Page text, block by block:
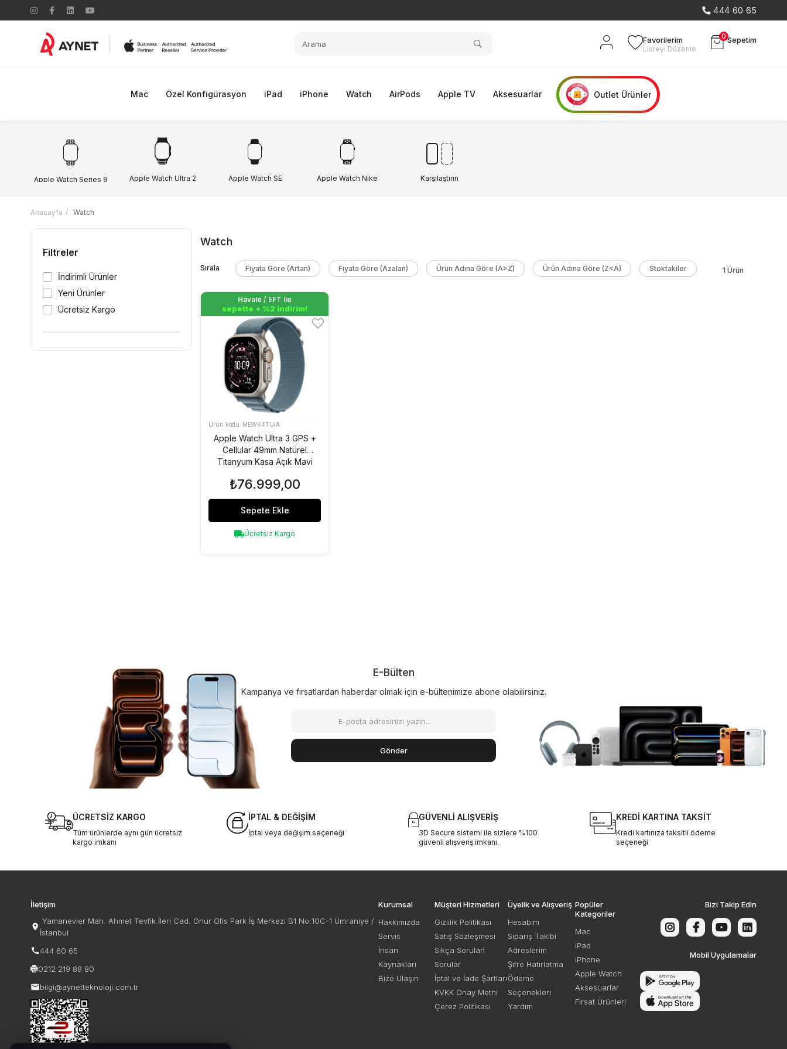
444 60 65
Sepetim
0
Favorilerim
Listeyi Düzenle
Mac Özel Konfigürasyon iPad iPhone Watch AirPods Apple TV Aksesuarlar Outlet Ürünler
Apple Watch Series 9 Apple Watch Ultra 2 Apple Watch SE Apple Watch Nike Karşılaştırın
Anasayfa Watch
Filtreler
İndirimli Ürünler
Yeni Ürünler
Ücretsiz Kargo
Watch
Fiyata Göre (Artan) Fiyata Göre (Azalan) Ürün Adına Göre (A>Z) Ürün Adına Göre (Z<A) Stoktakiler 1 Ürün
Havale / EFT ile
sepette + %2 indirim!
Havale / EFT ile
sepette + %2 indirim!
MEWK4TU/A
Apple Watch Ultra 3 GPS +
Cellular 49mm Natürel
Titanyum Kasa Açık Mavi
₺76.999,00
Sepete Ekle
Ücretsiz Kargo
E-Bülten
Kampanya ve fırsatlardan haberdar olmak için e-bültenimize abone olabilirsiniz.
Gönder
ÜCRETSİZ KARGO
Tüm ürünlerde aynı gün ücretsiz
kargo imkanı
İPTAL & DEĞİŞİM
İptal veya değişim seçeneği
GÜVENLİ ALIŞVERİŞ
3D Secure sistemi ile sizlere %100
güvenli alışveriş imkanı.
KREDİ KARTINA TAKSİT
Kredi kartınıza taksitli ödeme
seçeneği
İletişim
Yamanevler Mah. Ahmet Tevfik İleri Cad. Onur Ofis Park İş Merkezi B1 No:10C-1 Ümraniye /
İstanbul
444 60 65
0212 219 88 80
bilgi@aynetteknoloji.com.tr
Kurumsal
Hakkımızda
Servis
İnsan
Kaynakları
Bize Ulaşın
Müşteri Hizmetleri
Gizlilik Politikası
Satış Sözleşmesi
Sıkça Sorulan
Sorular
İptal ve İade Şartları
KVKK Onay Metni
Çerez Politikası
Üyelik ve Alışveriş
Hesabım
Sipariş Takibi
Adreslerim
Şifre Hatırlatma
Ödeme
Seçenekleri
Yardım
Popüler
Kategoriler
Mac
iPad
iPhone
Apple Watch
Aksesuarlar
Fırsat Ürünleri
Bizi Takip Edin
Mobil Uygulamalar